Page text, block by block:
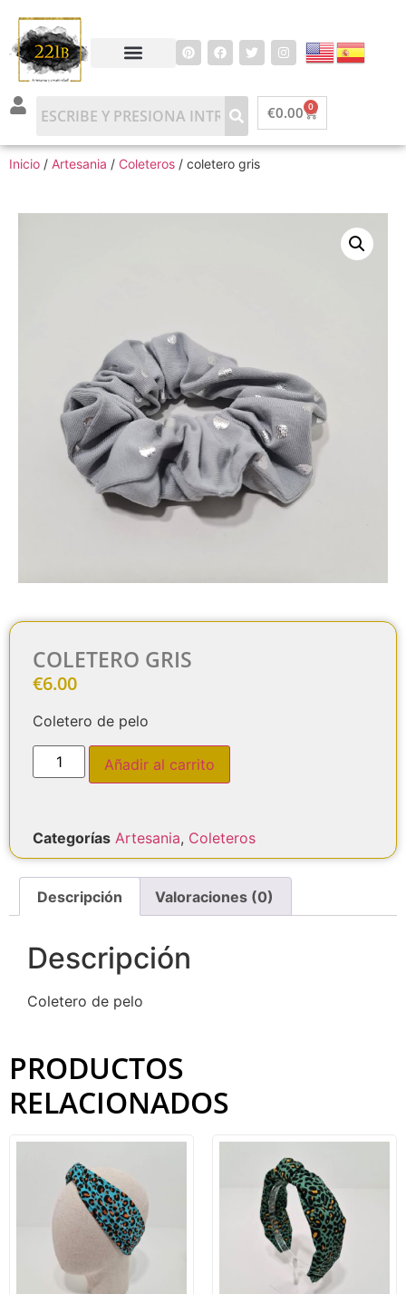
€0.00 0
Inicio / Artesania / Coleteros / coletero gris
COLETERO GRIS
€6.00
Coletero de pelo
Añadir al carrito
Categorías Artesania, Coleteros
Descripción Valoraciones (0)
Descripción
Coletero de pelo
PRODUCTOS
RELACIONADOS